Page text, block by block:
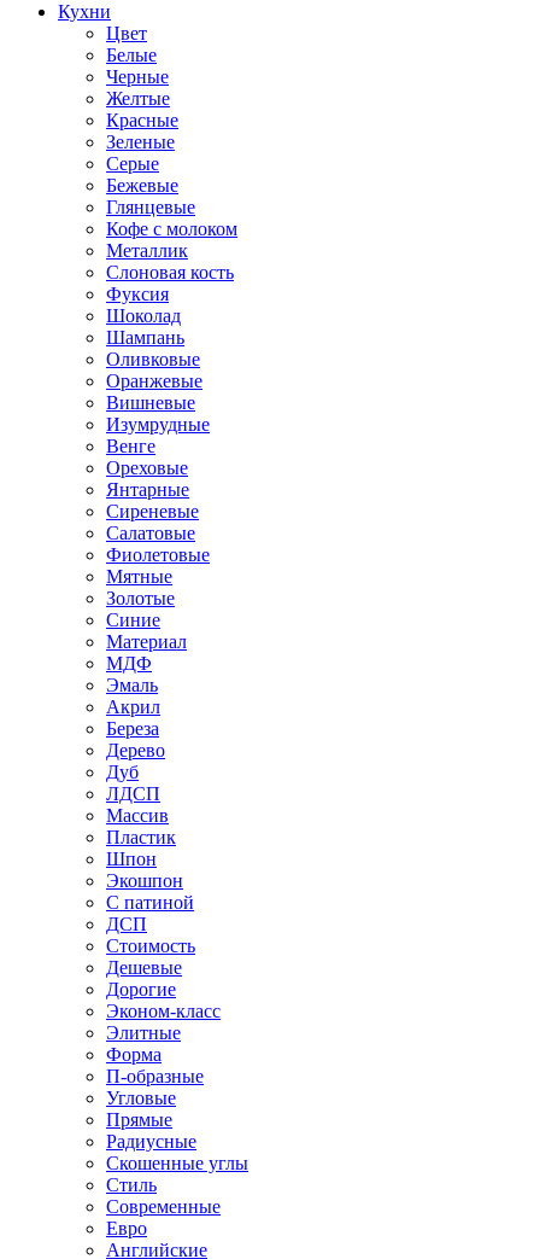
Кухни
Цвет
Белые
Черные
Желтые
Красные
Зеленые
Серые
Бежевые
Глянцевые
Кофе с молоком
Металлик
Слоновая кость
Фуксия
Шоколад
Шампань
Оливковые
Оранжевые
Вишневые
Изумрудные
Венге
Ореховые
Янтарные
Сиреневые
Салатовые
Фиолетовые
Мятные
Золотые
Синие
Материал
МДФ
Эмаль
Акрил
Береза
Дерево
Дуб
ЛДСП
Массив
Пластик
Шпон
Экошпон
С патиной
ДСП
Стоимость
Дешевые
Дорогие
Эконом-класс
Элитные
Форма
П-образные
Угловые
Прямые
Радиусные
Скошенные углы
Стиль
Современные
Евро
Английские